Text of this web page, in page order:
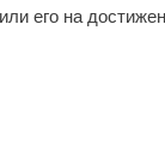
его на